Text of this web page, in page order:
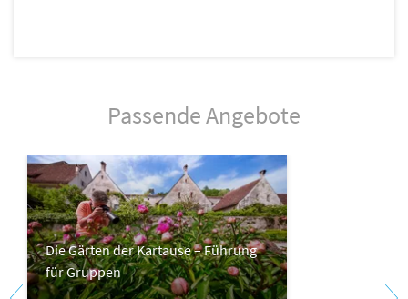
Passende Angebote
Die Gärten der Kartause – Führung
für Gruppen